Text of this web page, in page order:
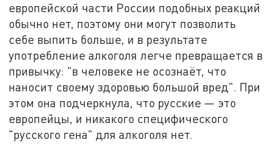
европейской части России подобных реакций
обычно нет, поэтому они могут позволить
себе выпить больше, и в результате
употребление алкоголя легче превращается в
привычку: "в человеке не осознаёт, что
наносит своему здоровью большой вред". При
этом она подчеркнула, что русские — это
европейцы, и никакого специфического
"русского гена" для алкоголя нет.